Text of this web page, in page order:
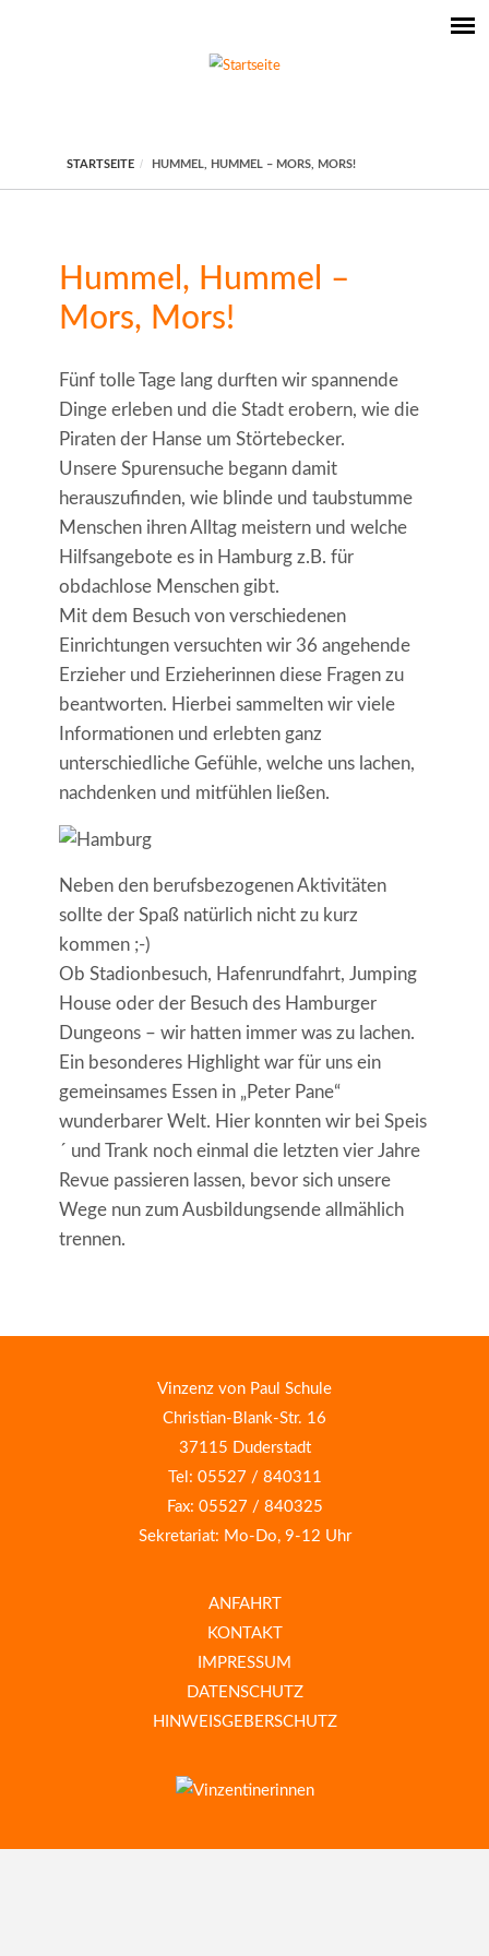
STARTSEITE HUMMEL, HUMMEL – MORS, MORS!
Hummel, Hummel –
Mors, Mors!
Fünf tolle Tage lang durften wir spannende
Dinge erleben und die Stadt erobern, wie die
Piraten der Hanse um Störtebecker.
Unsere Spurensuche begann damit
herauszufinden, wie blinde und taubstumme
Menschen ihren Alltag meistern und welche
Hilfsangebote es in Hamburg z.B. für
obdachlose Menschen gibt.
Mit dem Besuch von verschiedenen
Einrichtungen versuchten wir 36 angehende
Erzieher und Erzieherinnen diese Fragen zu
beantworten. Hierbei sammelten wir viele
Informationen und erlebten ganz
unterschiedliche Gefühle, welche uns lachen,
nachdenken und mitfühlen ließen.
Neben den berufsbezogenen Aktivitäten
sollte der Spaß natürlich nicht zu kurz
kommen ;-)
Ob Stadionbesuch, Hafenrundfahrt, Jumping
House oder der Besuch des Hamburger
Dungeons – wir hatten immer was zu lachen.
Ein besonderes Highlight war für uns ein
gemeinsames Essen in „Peter Pane“
wunderbarer Welt. Hier konnten wir bei Speis
´ und Trank noch einmal die letzten vier Jahre
Revue passieren lassen, bevor sich unsere
Wege nun zum Ausbildungsende allmählich
trennen.
Vinzenz von Paul Schule
Christian-Blank-Str. 16
37115 Duderstadt
Tel: 05527 / 840311
Fax: 05527 / 840325
Sekretariat: Mo-Do, 9-12 Uhr
ANFAHRT
KONTAKT
IMPRESSUM
DATENSCHUTZ
HINWEISGEBERSCHUTZ